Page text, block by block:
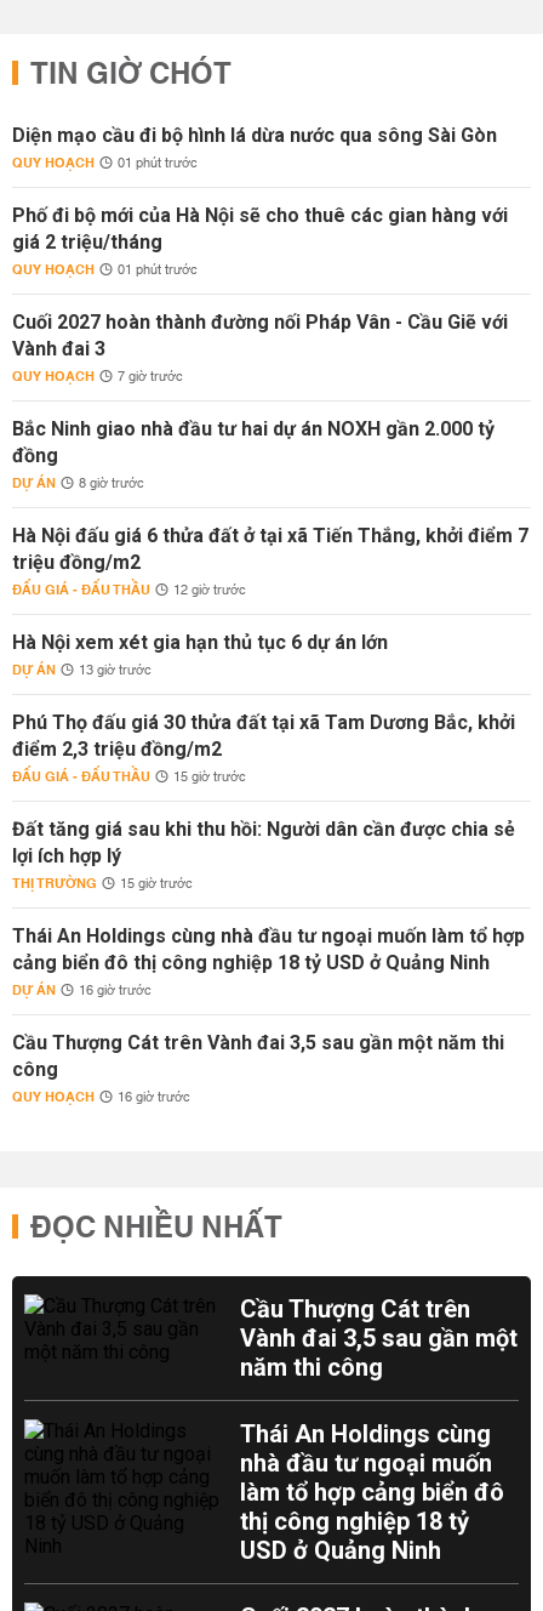
TIN GIỜ CHÓT
Diện mạo cầu đi bộ hình lá dừa nước qua sông Sài Gòn
QUY HOẠCH 01 phút trước
Phố đi bộ mới của Hà Nội sẽ cho thuê các gian hàng với
giá 2 triệu/tháng
QUY HOẠCH 01 phút trước
Cuối 2027 hoàn thành đường nối Pháp Vân - Cầu Giẽ với
Vành đai 3
QUY HOẠCH 7 giờ trước
Bắc Ninh giao nhà đầu tư hai dự án NOXH gần 2.000 tỷ
đồng
DỰ ÁN 8 giờ trước
Hà Nội đấu giá 6 thửa đất ở tại xã Tiến Thắng, khởi điểm 7
triệu đồng/m2
ĐẤU GIÁ - ĐẤU THẦU 12 giờ trước
Hà Nội xem xét gia hạn thủ tục 6 dự án lớn
DỰ ÁN 13 giờ trước
Phú Thọ đấu giá 30 thửa đất tại xã Tam Dương Bắc, khởi
điểm 2,3 triệu đồng/m2
ĐẤU GIÁ - ĐẤU THẦU 15 giờ trước
Đất tăng giá sau khi thu hồi: Người dân cần được chia sẻ
lợi ích hợp lý
THỊ TRƯỜNG 15 giờ trước
Thái An Holdings cùng nhà đầu tư ngoại muốn làm tổ hợp
cảng biển đô thị công nghiệp 18 tỷ USD ở Quảng Ninh
DỰ ÁN 16 giờ trước
Cầu Thượng Cát trên Vành đai 3,5 sau gần một năm thi
công
QUY HOẠCH 16 giờ trước
ĐỌC NHIỀU NHẤT
Cầu Thượng Cát trên
Vành đai 3,5 sau gần một
năm thi công
Thái An Holdings cùng
nhà đầu tư ngoại muốn
làm tổ hợp cảng biển đô
thị công nghiệp 18 tỷ
USD ở Quảng Ninh